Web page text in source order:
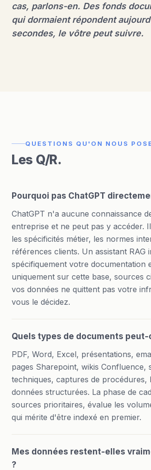
cas, parlons-en. Des fonds
qui dormaient répondent
secondes, le vôtre peut suivre.
QUESTIONS QU'ON NOUS
Les Q/R.
Pourquoi pas ChatGPT
ChatGPT n'a aucune connaissance
entreprise et ne peut pas y accéder.
les spécificités métier, les normes
références clients. Un assistant RAG
spécifiquement votre documentation
uniquement sur cette base, sources
vos données ne quittent pas votre
vous le décidez.
Quels types de documents peut-
PDF, Word, Excel, présentations,
pages Sharepoint, wikis Confluence,
techniques, captures de procédures,
données structurées. La phase de
sources prioritaires, évalue les
qui mérite d'être indexé en premier.
Mes données restent-elles
?